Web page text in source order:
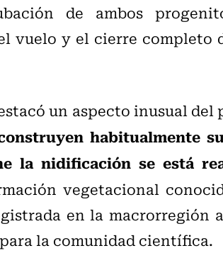
de ambos
vuelo y el cierre completo
un aspecto inusual del
habitualmente
la nidificación se está
vegetacional
en la macrorregión
la comunidad científica.